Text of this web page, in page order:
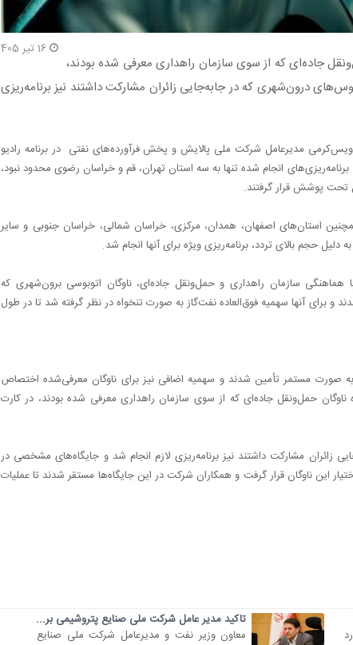
دستگاه ناوگان حمل‌ونقل جاده‌ای که از سوی سازمان راهداری معرفی شده بودند،
درون‌شهری که در جابه‌جایی زائران مشارکت داشتند نیز برنامه‌ریزی
ویس‌کرمی مدیرعامل شرکت ملی پالایش و پخش فرآورده‌های نفتی در برنامه رادیو
انجام شده تنها به سه استان تهران، قم و خراسان رضوی محدود نبود،
تحت پوشش قرار گرفتند.
استان‌های اصفهان، همدان، مرکزی، خراسان شمالی، خراسان جنوبی و سایر
حجم بالای تردد، برنامه‌ریزی ویژه برای آنها انجام شد.
سازمان راهداری و حمل‌ونقل جاده‌ای، ناوگان اتوبوسی برون‌شهری که
و برای آنها سهمیه فوق‌العاده نفت‌گاز به صورت تنخواه در نظر گرفته شد تا در طول
صورت مستمر تأمین شدند و سهمیه اضافی نیز برای ناوگان معرفی‌شده اختصاص
ویژه سوخت برای حدود 14 هزار دستگاه ناوگان حمل‌ونقل جاده‌ای که از سوی سازمان راهداری معرفی شده بودند، در کارت
مشارکت داشتند نیز برنامه‌ریزی لازم انجام شد و جایگاه‌های مشخصی در
این ناوگان قرار گرفت و همکاران شرکت در این جایگاه‌ها مستقر شدند تا عملیات
تاکید مدیر عامل شرکت ملی صنایع پتروشیمی بر...
معاون وزیر نفت و مدیرعامل شرکت ملی صنایع